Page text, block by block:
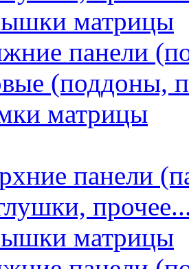
матрицы
панели
(поддоны,
матрицы
панели
матрицы